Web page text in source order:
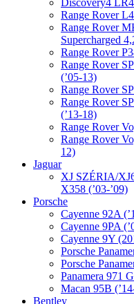
Discovery4
Range Rover
Range Rover
Supercharged
Range Rover
Range Rover
(’05-13)
Range Rover
Range Rover
(’13-18)
Range Rover
Range Rover
12)
Jaguar
XJ SZÉRIA/
X358 (’03-’09)
Porsche
Cayenne 92A
Cayenne 9PA
Cayenne 9Y
Porsche
Porsche
Panamera 971
Macan 95B
Bentley